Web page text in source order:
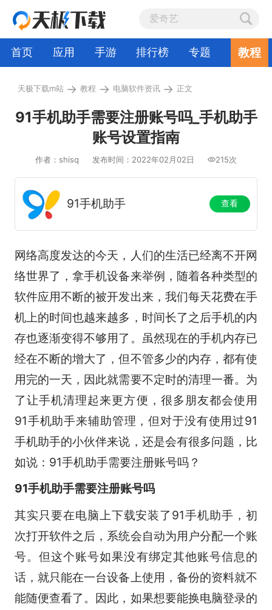
首页 应用 手游 排行榜 专题 教程
天极下载m站 → 教程 → 电脑软件资讯 → 正文
91手机助手需要注册账号吗_手机助手
账号设置指南
作者：shisq 发布时间：2022年02月02日 215次
91手机助手 查看
网络高度发达的今天，人们的生活已经离不开网
络世界了，拿手机设备来举例，随着各种类型的
软件应用不断的被开发出来，我们每天花费在手
机上的时间也越来越多，时间长了之后手机的内
存也逐渐变得不够用了。虽然现在的手机内存已
经在不断的增大了，但不管多少的内存，都有使
用完的一天，因此就需要不定时的清理一番。为
了让手机清理起来更方便，很多朋友都会使用
91手机助手来辅助管理，但对于没有使用过91
手机助手的小伙伴来说，还是会有很多问题，比
如说：91手机助手需要注册账号吗？
91手机助手需要注册账号吗
其实只要在电脑上下载安装了91手机助手，初
次打开软件之后，系统会自动为用户分配一个账
号。但这个账号如果没有绑定其他账号信息的
话，就只能在一台设备上使用，备份的资料就不
能随便查看了。因此，如果想要能换电脑登录的